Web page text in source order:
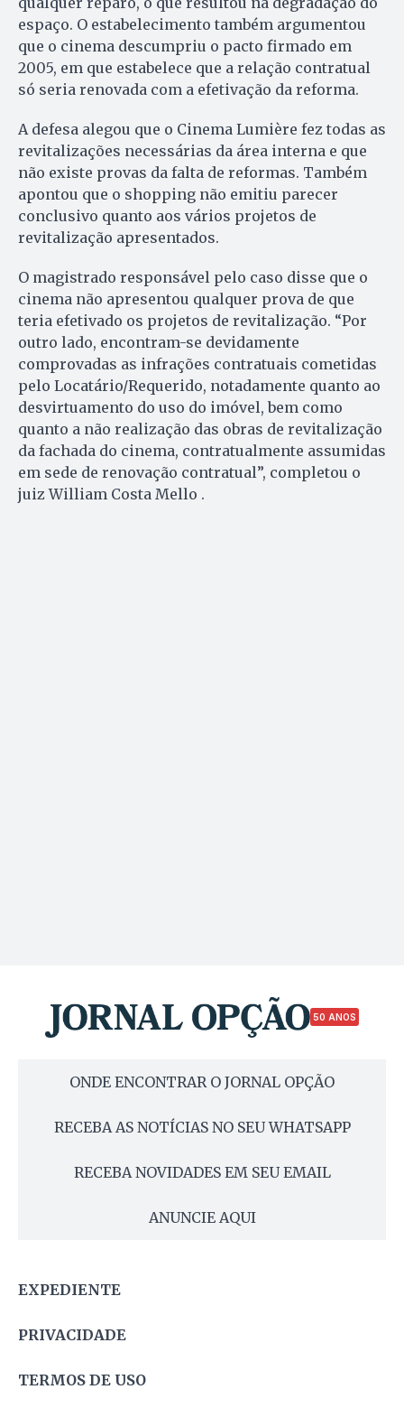
espaço. O estabelecimento também argumentou
que o cinema descumpriu o pacto firmado em
2005, em que estabelece que a relação contratual
só seria renovada com a efetivação da reforma.
A defesa alegou que o Cinema Lumière fez todas as
revitalizações necessárias da área interna e que
não existe provas da falta de reformas. Também
apontou que o shopping não emitiu parecer
conclusivo quanto aos vários projetos de
revitalização apresentados.
O magistrado responsável pelo caso disse que o
cinema não apresentou qualquer prova de que
teria efetivado os projetos de revitalização. “Por
outro lado, encontram-se devidamente
comprovadas as infrações contratuais cometidas
pelo Locatário/Requerido, notadamente quanto ao
desvirtuamento do uso do imóvel, bem como
quanto a não realização das obras de revitalização
da fachada do cinema, contratualmente assumidas
em sede de renovação contratual”, completou o
juiz William Costa Mello .
50 ANOS
ONDE ENCONTRAR O JORNAL OPÇÃO
RECEBA AS NOTÍCIAS NO SEU WHATSAPP
RECEBA NOVIDADES EM SEU EMAIL
ANUNCIE AQUI
EXPEDIENTE
PRIVACIDADE
TERMOS DE USO